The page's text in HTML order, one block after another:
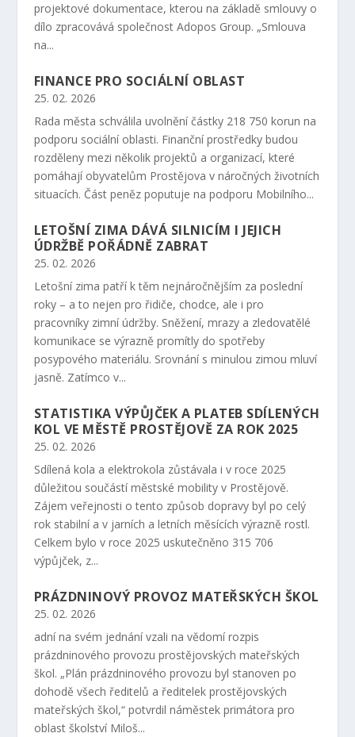
projektové dokumentace, kterou na základě smlouvy o
dílo zpracovává společnost Adopos Group. „Smlouva
na...
FINANCE PRO SOCIÁLNÍ OBLAST
25. 02. 2026
Rada města schválila uvolnění částky 218 750 korun na
podporu sociální oblasti. Finanční prostředky budou
rozděleny mezi několik projektů a organizací, které
pomáhají obyvatelům Prostějova v náročných životních
situacích. Část peněz poputuje na podporu Mobilního...
LETOŠNÍ ZIMA DÁVÁ SILNICÍM I JEJICH
ÚDRŽBĚ POŘÁDNĚ ZABRAT
25. 02. 2026
Letošní zima patří k těm nejnáročnějším za poslední
roky – a to nejen pro řidiče, chodce, ale i pro
pracovníky zimní údržby. Sněžení, mrazy a zledovatělé
komunikace se výrazně promítly do spotřeby
posypového materiálu. Srovnání s minulou zimou mluví
jasně. Zatímco v...
STATISTIKA VÝPŮJČEK A PLATEB SDÍLENÝCH
KOL VE MĚSTĚ PROSTĚJOVĚ ZA ROK 2025
25. 02. 2026
Sdílená kola a elektrokola zůstávala i v roce 2025
důležitou součástí městské mobility v Prostějově.
Zájem veřejnosti o tento způsob dopravy byl po celý
rok stabilní a v jarních a letních měsících výrazně rostl.
Celkem bylo v roce 2025 uskutečněno 315 706
výpůjček, z...
PRÁZDNINOVÝ PROVOZ MATEŘSKÝCH ŠKOL
25. 02. 2026
adní na svém jednání vzali na vědomí rozpis
prázdninového provozu prostějovských mateřských
škol. „Plán prázdninového provozu byl stanoven po
dohodě všech ředitelů a ředitelek prostějovských
mateřských škol,“ potvrdil náměstek primátora pro
oblast školství Miloš...